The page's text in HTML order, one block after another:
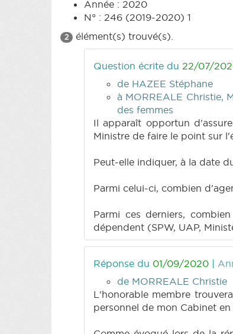
Année : 2020
N° : 246 (2019-2020) 1
2 élément(s) trouvé(s).
Question écrite du 22/07/
de HAZEE Stéphane
à MORREALE Christie,
des femmes
Il apparaît opportun
Ministre de faire le point sur
Peut-elle indiquer, à la date
Parmi celui-ci, combien
Parmi ces derniers,
dépendent (SPW, UAP,
Réponse du 01/09/2020 |
de MORREALE Christie
L'honorable membre
personnel de mon Cabinet en